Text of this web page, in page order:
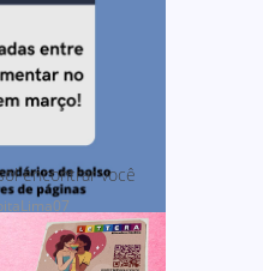
encontrar você